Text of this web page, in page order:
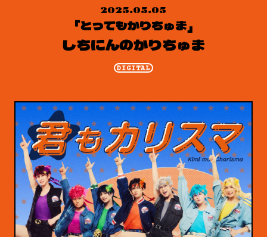
2025.05.05
「とってもかりちゅま」
しちにんのかりちゅま
DIGITAL